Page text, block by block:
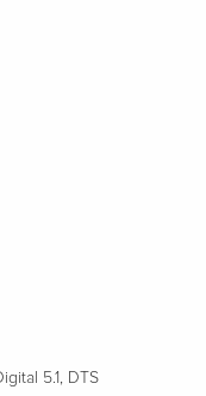
Diaz
5.1, DTS